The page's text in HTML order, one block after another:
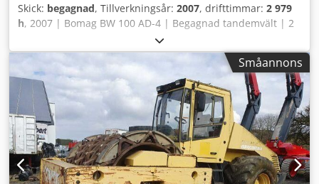
Skick: begagnad, Tillverkningsår: 2007, drifttimmar: 2 979
h, 2007 | Bomag BW 100 AD-4 | Begagnad tandemvält | 2
979 timmar 📍Plats: Frankrike 🚛 Leverans möjlig till din
destination – använd vår fraktkalkylator för att uppskatta
transportkostnaden! 💰 Köp nu för EUR 8 500 eller lämna
ett bud. Betalning vid leverans tillgänglig mot en låg avgift
(med förbehåll för godkännande)* 👷‍♂️ Inspekterad av
oberoende expert 43 inspektionspunkter, 41 godkända ✅ 2
brister ℹ️ 0 fel ⚠️ 📌 Inspektörens kommentar: Bra maskin,
några repor och misstanke om mindre hydraulläckage. 📄
Vill du se hela inspektionsrapporten, fler bilder eller en
video? Tips: Referensen "40960 Equippo" används ofta för
Småannons